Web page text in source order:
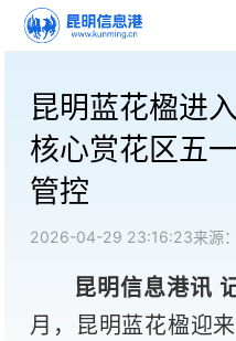
昆明蓝花楹进
核心赏花区五
管控
2026-04-29 23:16:23来源
昆明信息港讯
月，昆明蓝花楹迎